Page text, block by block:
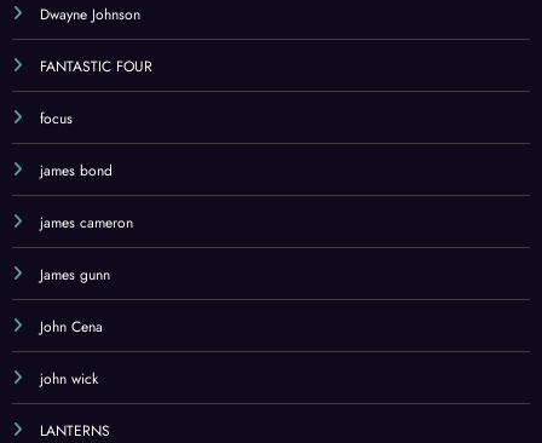
Dwayne Johnson
FANTASTIC FOUR
focus
james bond
james cameron
James gunn
John Cena
john wick
LANTERNS